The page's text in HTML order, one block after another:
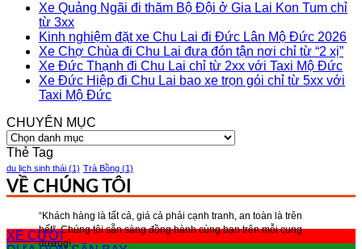
Xe Quảng Ngãi đi thăm Bộ Đội ở Gia Lai Kon Tum chỉ
từ 3xx
Kinh nghiệm đặt xe Chu Lai đi Đức Lân Mộ Đức 2026
Xe Chợ Chùa đi Chu Lai đưa đón tận nơi chỉ từ “2 xị”
Xe Đức Thạnh đi Chu Lai chỉ từ 2xx với Taxi Mộ Đức
Xe Đức Hiệp đi Chu Lai bao xe trọn gói chỉ từ 5xx với
Taxi Mộ Đức
CHUYÊN MỤC
CHUYÊN
MỤC
Thẻ Tag
du lịch sinh thái (1) Trà Bồng (1)
VỀ CHÚNG TÔI
“Khách hàng là tất cả, giá cả phải cạnh tranh, an toàn là trên
hết”, Chúng tôi sẵn sàng đồng hành cùng bạn trên mỗi cung
đường!
XE CƯỚI